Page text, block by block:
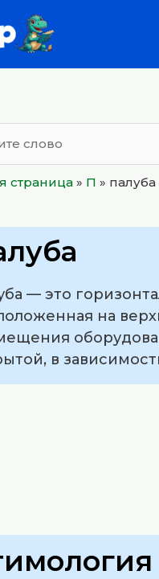
страница » П » палуба
— это
на
в